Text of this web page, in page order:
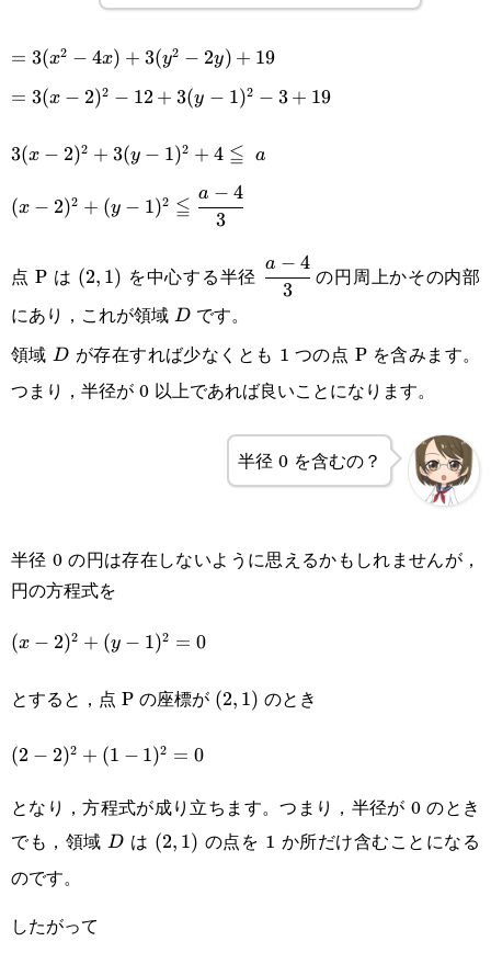
=3(x^2-
4x)+3(y^2-
= 3(x2 − 4x) + 3(y2 − 2y) + 19
=3(x-
1)^2-
= 3(x − 2)2 − 12 + 3(y − 1)2 − 3 + 19
3(x-2)^2+3(y-
1)^2+4\leqq a
3(x − 2)2 + 3(y − 1)2 + 4 ≦ a
(x-2)^2+(y-
4}{3}
(x − 2)2 + (y − 1)2 ≦ 3
a − 4
点 P は (2,1)
(2, 1) を中心する半径 \cfrac{a-
4}{3}
3
a − 4
の円周上かその内部
にあり，これが領域 D
D です。
領域D
D が存在すれば少なくとも 1 つの点 P を含みます。
つまり，半径が 0 以上であれば良いことになります。
半径 0 を含むの？
半径 0 の円は存在しないように思えるかもしれませんが，
円の方程式を
(x-
1)^2=0
(x − 2)2 + (y − 1)2 = 0
とすると，点 P の座標が (2,1)
(2, 1) のとき
(2-
(1-
1)^2=0
(2 − 2)2 + (1 − 1)2 = 0
となり，方程式が成り立ちます。つまり，半径が 0 のとき
でも，領域D
D は (2,1)
(2, 1) の点を 1 か所だけ含むことになる
のです。
したがって